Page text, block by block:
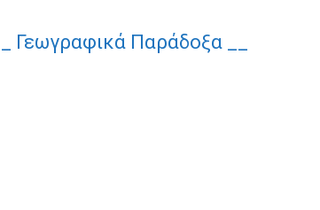
__ Γεωγραφικά Παράδοξα __